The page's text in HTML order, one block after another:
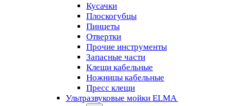
Кусачки
Плоскогубцы
Пинцеты
Отвертки
Прочие инструменты
Запасные части
Клещи кабельные
Ножницы кабельные
Пресс клещи
Ультразвуковые мойки ELMA